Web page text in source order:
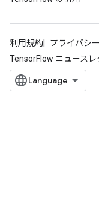
利用規約 プライバシー
TensorFlow ニュース